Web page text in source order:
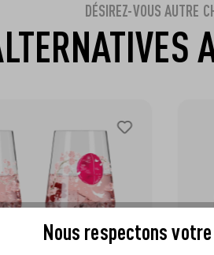
DÉSIREZ-VOUS AUTRE
Nous respectons